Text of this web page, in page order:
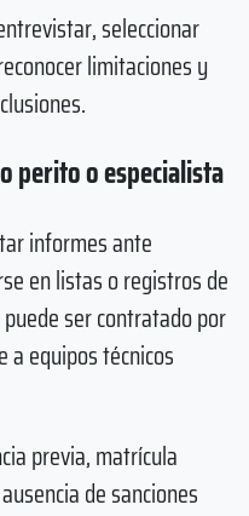
seleccionar
limitaciones y
perito o especialista
informes ante
en listas o registros de
ser contratado por
a equipos técnicos
previa, matrícula
de sanciones